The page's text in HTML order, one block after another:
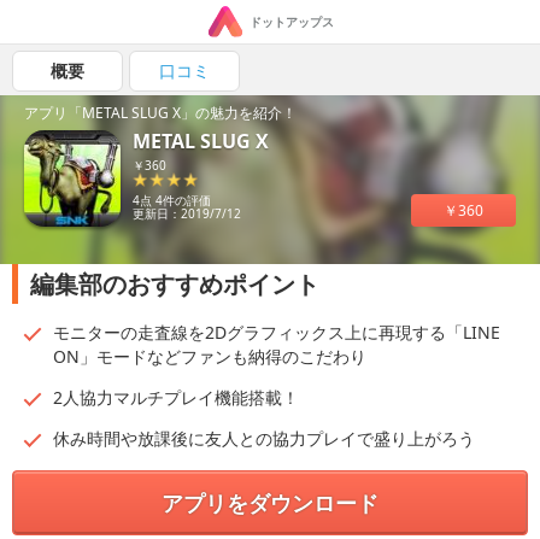
ドットアップス
概要 口コミ
アプリ「METAL SLUG X」の魅力を紹介！
METAL SLUG X
￥360
4点 4件の評価
更新日：2019/7/12 ￥360
編集部のおすすめポイント
モニターの走査線を2Dグラフィックス上に再現する「LINE
ON」モードなどファンも納得のこだわり
2人協力マルチプレイ機能搭載！
休み時間や放課後に友人との協力プレイで盛り上がろう
アプリをダウンロード